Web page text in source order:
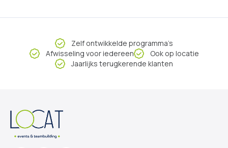
Zelf ontwikkelde programma’s
Afwisseling voor iedereen
Ook op locatie
Jaarlijks terugkerende klanten